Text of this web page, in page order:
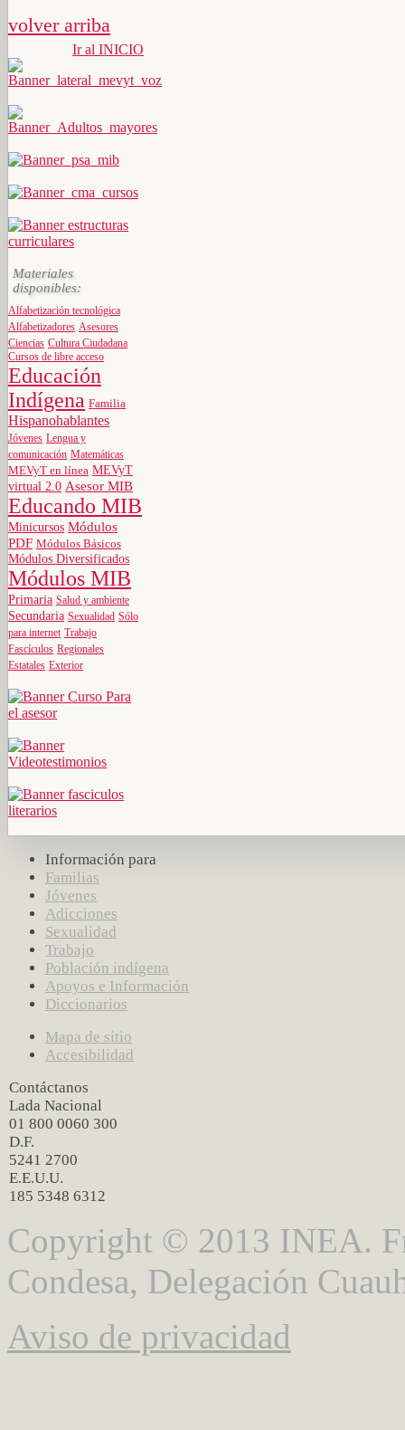
volver arriba
Ir al INICIO
Materiales
disponibles:
Alfabetización tecnológica
Alfabetizadores Asesores
Ciencias Cultura Ciudadana
Cursos de libre acceso
Educación
Indígena Familia
Hispanohablantes
Jóvenes Lengua y
comunicación Matemáticas
MEVyT en línea MEVyT
virtual 2.0 Asesor MIB
Educando MIB
Minicursos Módulos
PDF Módulos Básicos
Módulos Diversificados
Módulos MIB
Primaria Salud y ambiente
Secundaria Sexualidad Sólo
para internet Trabajo
Fascículos Regionales
Estatales Exterior
Información para
Familias
Jóvenes
Adicciones
Sexualidad
Trabajo
Población indígena
Apoyos e Información
Diccionarios
Mapa de sitio
Accesibilidad
Contáctanos
Lada Nacional
01 800 0060 300
D.F.
5241 2700
E.E.U.U.
185 5348 6312
Copyright © 2013 INEA.
Condesa, Delegación
Aviso de privacidad